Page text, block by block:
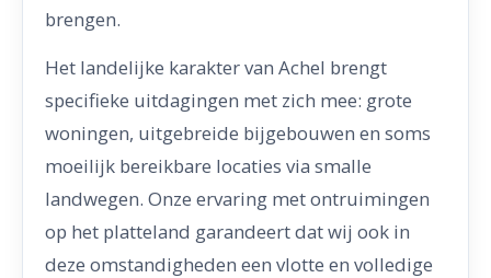
brengen.
Het landelijke karakter van Achel brengt
specifieke uitdagingen met zich mee: grote
woningen, uitgebreide bijgebouwen en soms
moeilijk bereikbare locaties via smalle
landwegen. Onze ervaring met ontruimingen
op het platteland garandeert dat wij ook in
deze omstandigheden een vlotte en volledige